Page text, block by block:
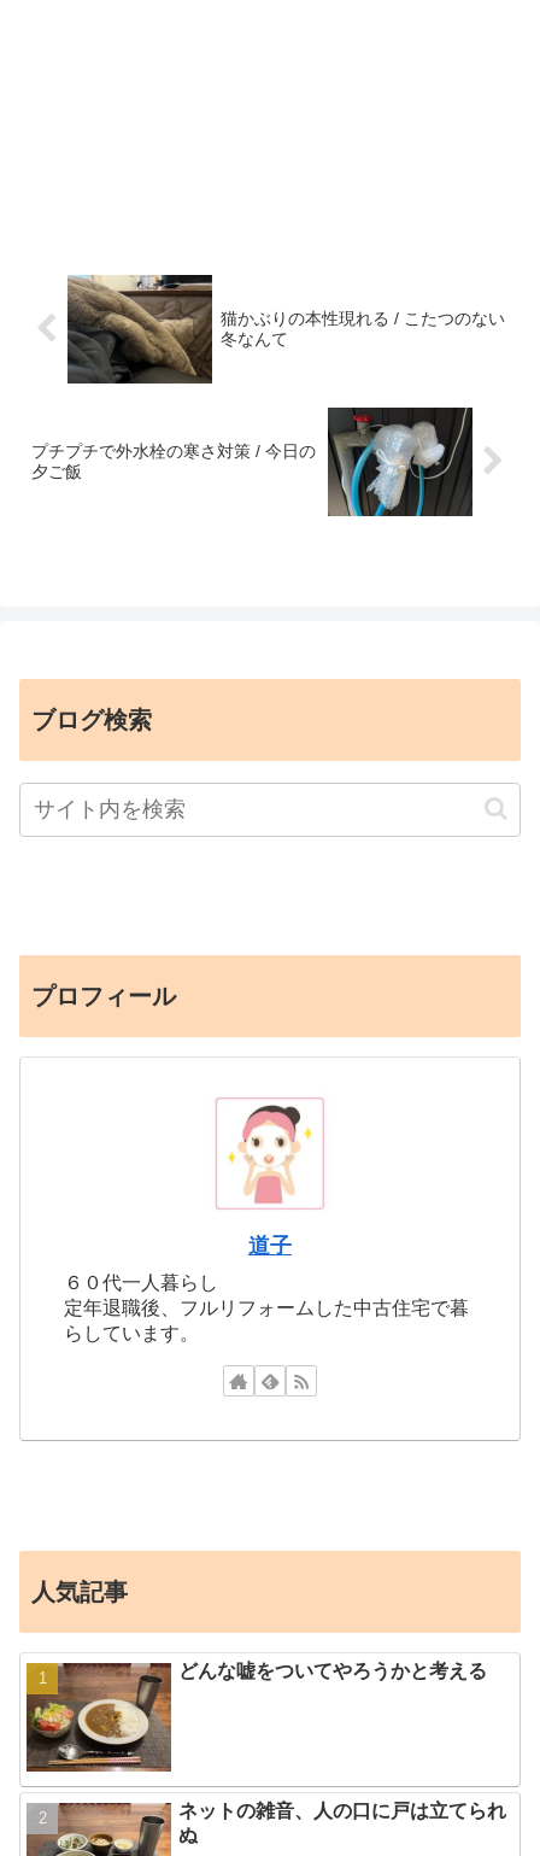
猫かぶりの本性現れる / こたつのない
冬なんて
プチプチで外水栓の寒さ対策 / 今日の
夕ご飯
ブログ検索
プロフィール
道子
６０代一人暮らし
定年退職後、フルリフォームした中古住宅で暮
らしています。
人気記事
どんな嘘をついてやろうかと考える
ネットの雑音、人の口に戸は立てられ
ぬ